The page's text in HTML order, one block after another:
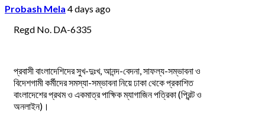
Probash Mela 4 days ago
Regd No. DA-6335
প্রবাসী বাংলাদেশিদের সুখ-দুঃখ, আনন্দ-বেদনা, সাফল্য-সম্ভাবনা ও
বিদেশগামী কর্মীদের সমস্যা-সম্ভাবনা নিয়ে ঢাকা থেকে প্রকাশিত
বাংলাদেশের প্রথম ও একমাত্র পাক্ষিক ম্যাগাজিন পত্রিকা (প্রিন্ট ও
অনলাইন)।